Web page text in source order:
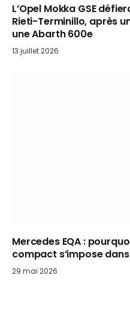
L’Opel Mokka GSE
Rieti-Terminillo, après
une Abarth 600e
13 juillet 2026
Mercedes EQA :
compact s’impose
29 mai 2026